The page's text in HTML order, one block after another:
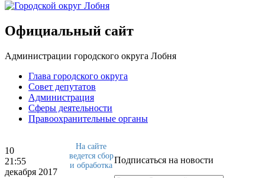
Официальный сайт
Администрации городского округа Лобня
Глава городского округа
Совет депутатов
Администрация
Сферы деятельности
Правоохранительные органы
10
21:55
декабря 2017
Подписаться на новости
На сайте
ведется сбор
и обработка